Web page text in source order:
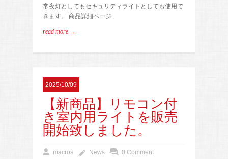
常夜灯としてもセキュリティライトとしても使用で
きます。 商品詳細ページ
read more →
2025/10/09
【新商品】リモコン付
き室内用ライトを販売
開始致しました。
macros News 0 Comment